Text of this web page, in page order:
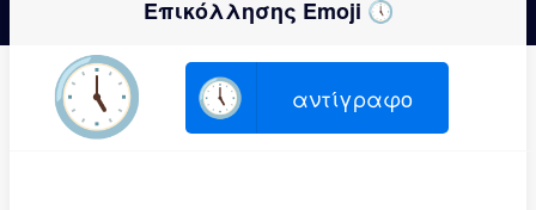
Επικόλλησης Emoji 🕔
🕔 🕔 αντίγραφο